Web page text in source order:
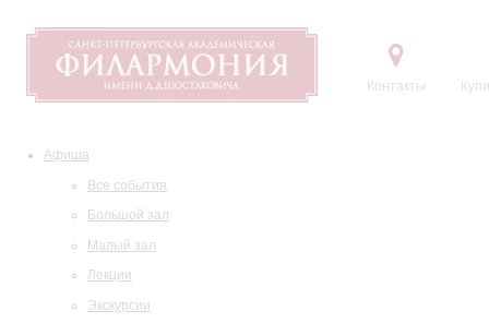
Контакты
Афиша
Все события
Большой зал
Малый зал
Лекции
Экскурсии